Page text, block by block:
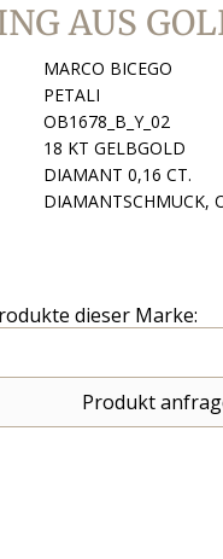
AUS
MARCO BICEGO
PETALI
OB1678_B_Y_02
18 KT GELBGOLD
DIAMANT 0,16 CT.
DIAMANTSCHMUCK,
dieser Marke:
Produkt